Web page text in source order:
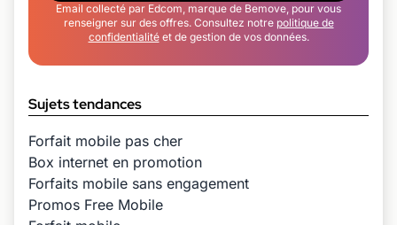
Email collecté par Edcom, marque de Bemove, pour vous
renseigner sur des offres. Consultez notre politique de
confidentialitéet de gestion de vos données.
Sujets tendances
Forfait mobile pas cher
Box internet en promotion
Forfaits mobile sans engagement
Promos Free Mobile